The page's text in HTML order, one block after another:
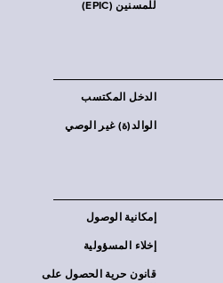
للمسنين (EPIC)
الدخل المكتسب
الوالد(ة) غير الوصي
إمكانية الوصول
إخلاء المسؤولية
قانون حرية الحصول على